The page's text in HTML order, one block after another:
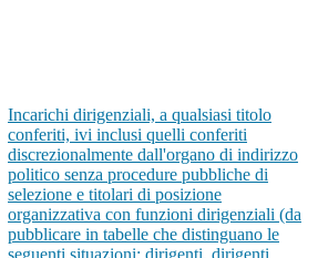
Incarichi dirigenziali, a qualsiasi titolo
conferiti, ivi inclusi quelli conferiti
discrezionalmente dall'organo di indirizzo
politico senza procedure pubbliche di
selezione e titolari di posizione
organizzativa con funzioni dirigenziali (da
pubblicare in tabelle che distinguano le